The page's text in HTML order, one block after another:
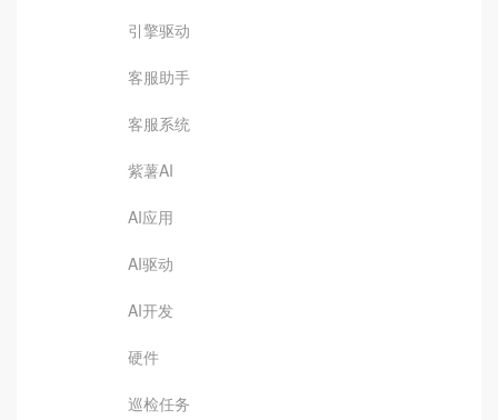
引擎驱动
客服助手
客服系统
紫薯AI
AI应用
AI驱动
AI开发
硬件
巡检任务